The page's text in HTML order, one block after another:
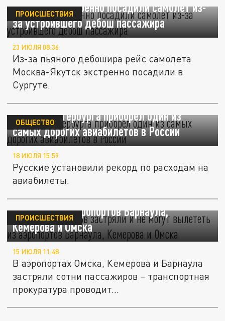
В Сургуте экстренно посадили самолет из-
за устроившего дебош пассажира
ПРОИСШЕСТВИЯ
23 ИЮЛЯ 08:36
Из-за пьяного дебошира рейс самолета
Москва-Якутск экстренно посадили в
Сургуте.
Житель Петербурга приобрел один из
самых дорогих авиабилетов в России
ОБЩЕСТВО
18 ИЮЛЯ 15:59
Русские установили рекорд по расходам на
авиабилеты.
Сотни пассажиров застряли и не могут
вылететь из аэропортов Барнаула,
Кемерова и Омска
ПРОИСШЕСТВИЯ
15 ИЮЛЯ 11:48
В аэропортах Омска, Кемерова и Барнаула
застряли сотни пассажиров – транспортная
прокуратура проводит...